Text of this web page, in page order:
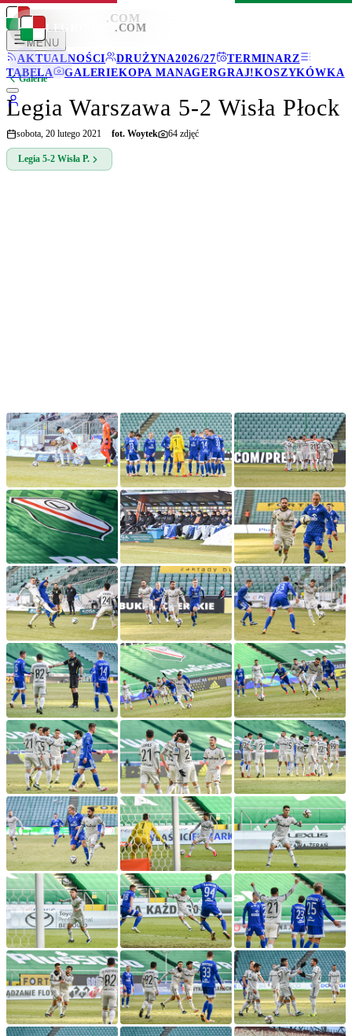
LEGIONISCI .COM
MENU
AKTUALNOŚCI
DRUŻYNA2026/27
TERMINARZ
TABELA
GALERIEKOPA MANAGERGRAJ!KOSZYKÓWKA
LEGIONISCI .COM
Galerie
Legia Warszawa 5-2 Wisła Płock
sobota, 20 lutego 2021 fot. Woytek 64 zdjęć
Legia 5-2 Wisła P.